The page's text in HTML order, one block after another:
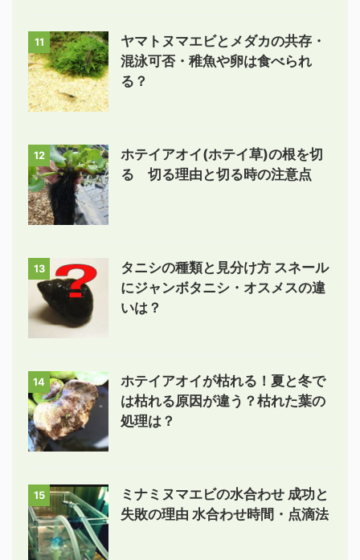
11
ヤマトヌマエビとメダカの共存・
混泳可否・稚魚や卵は食べられ
る？
12
ホテイアオイ(ホテイ草)の根を切
る 切る理由と切る時の注意点
13
タニシの種類と見分け方 スネール
にジャンボタニシ・オスメスの違
いは？
14
ホテイアオイが枯れる！夏と冬で
は枯れる原因が違う？枯れた葉の
処理は？
15
ミナミヌマエビの水合わせ 成功と
失敗の理由 水合わせ時間・点滴法